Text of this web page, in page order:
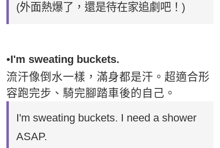
(外面熱爆了，還是待在家追劇吧！)
•I'm sweating buckets.
流汗像倒水一樣，滿身都是汗。超適合形
容跑完步、騎完腳踏車後的自己。
I'm sweating buckets. I need a shower
ASAP.